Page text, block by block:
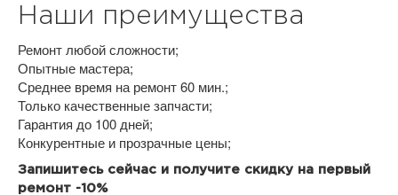
Наши преимущества
Ремонт любой сложности;
Опытные мастера;
Среднее время на ремонт 60 мин.;
Только качественные запчасти;
Гарантия до 100 дней;
Конкурентные и прозрачные цены;
Запишитесь сейчас и получите скидку на первый
ремонт -10%